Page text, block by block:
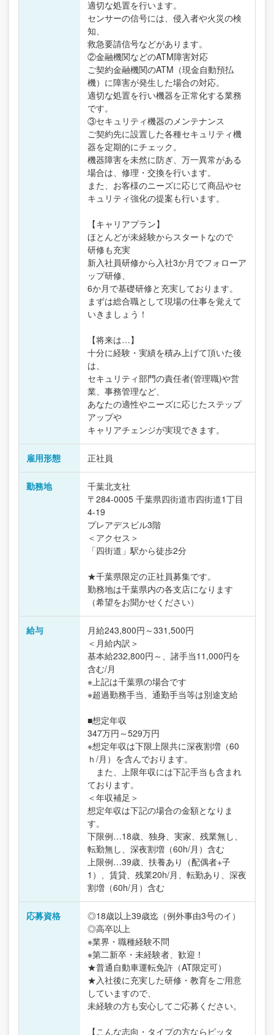
適切な処置を行います。
センサーの信号には、侵入者や火災の検
知、
救急要請信号などがあります。
②金融機関などのATM障害対応
ご契約金融機関のATM（現金自動預払
機）に障害が発生した場合の対応。
適切な処置を行い機器を正常化する業務
です。
③セキュリティ機器のメンテナンス
ご契約先に設置した各種セキュリティ機
器を定期的にチェック。
機器障害を未然に防ぎ、万一異常がある
場合は、修理・交換を行います。
また、お客様のニーズに応じて商品やセ
キュリティ強化の提案も行います。
【キャリアプラン】
ほとんどが未経験からスタートなので
研修も充実
新入社員研修から入社3か月でフォローア
ップ研修、
6か月で基礎研修と充実しております。
まずは総合職として現場の仕事を覚えて
いきましょう！
【将来は…】
十分に経験・実績を積み上げて頂いた後
は、
セキュリティ部門の責任者(管理職)や営
業、事務管理など、
あなたの適性やニーズに応じたステップ
アップや
キャリアチェンジが実現できます。
雇用形態 正社員
勤務地
千葉北支社
〒284-0005 千葉県四街道市四街道1丁目
4-19
プレアデスビル3階
＜アクセス＞
「四街道」駅から徒歩2分
★千葉県限定の正社員募集です。
勤務地は千葉県内の各支店になります
（希望をお聞かせください）
給与
月給243,800円～331,500円
＜月給内訳＞
基本給232,800円～、諸手当11,000円を
含む/月
※上記は千葉県の場合です
※超過勤務手当、通勤手当等は別途支給
■想定年収
347万円～529万円
※想定年収は下限上限共に深夜割増（60
ｈ/月）を含んでおります。
また、上限年収には下記手当も含まれ
ております。
＜年収補足＞
想定年収は下記の場合の金額となりま
す。
下限例…18歳、独身、実家、残業無し、
転勤無し、深夜割増（60h/月）含む
上限例…39歳、扶養あり（配偶者+子
1）、賃貸、残業20h/月、転勤あり、深夜
割増（60h/月）含む
応募資格
◎18歳以上39歳迄（例外事由3号のイ）
◎高卒以上
※業界・職種経験不問
※第二新卒・未経験者、歓迎！
★普通自動車運転免許（AT限定可）
★入社後に充実した研修・教育をご用意
していますので、
未経験の方も安心してご応募ください。
【こんな志向・タイプの方ならピッタ